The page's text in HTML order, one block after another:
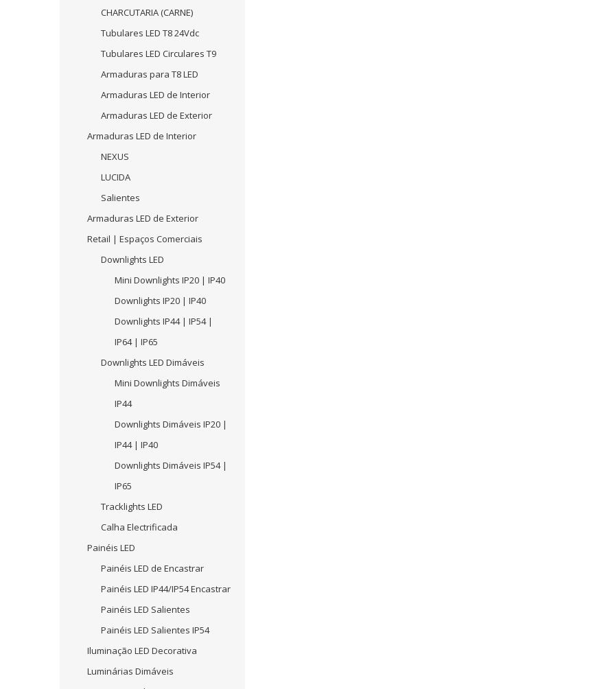
CHARCUTARIA (CARNE)
Tubulares LED T8 24Vdc
Tubulares LED Circulares T9
Armaduras para T8 LED
Armaduras LED de Interior
Armaduras LED de Exterior
Armaduras LED de Interior
NEXUS
LUCIDA
Salientes
Armaduras LED de Exterior
Retail | Espaços Comerciais
Downlights LED
Mini Downlights IP20 | IP40
Downlights IP20 | IP40
Downlights IP44 | IP54 |
IP64 | IP65
Downlights LED Dimáveis
Mini Downlights Dimáveis
IP44
Downlights Dimáveis IP20 |
IP44 | IP40
Downlights Dimáveis IP54 |
IP65
Tracklights LED
Calha Electrificada
Painéis LED
Painéis LED de Encastrar
Painéis LED IP44/IP54 Encastrar
Painéis LED Salientes
Painéis LED Salientes IP54
Iluminação LED Decorativa
Luminárias Dimáveis